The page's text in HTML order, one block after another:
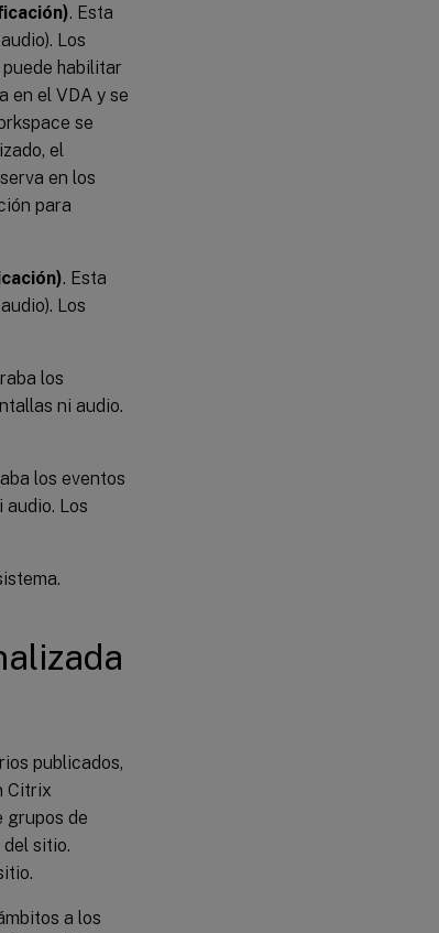
. Esta
Los
habilitar
en el VDA y se
se
el
en los
para
. Esta
Los
los
ni audio.
los eventos
Los
publicados,
Citrix
grupos de
sitio.
a los